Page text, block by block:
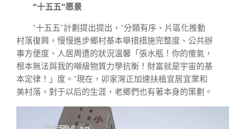
“十五五”愿景
“十五五”計劃提出提出，“分類有序、片區化推動
村落復興，慢慢進步鄉村基本舉措措施完整度、公共辦
事方便度、人居周遭的狀況溫馨「張水瓶！你的傻氣，
根本無法與我的噸級物質力學抗衡！財富就是宇宙的基
本定律！」度。”現在，卯家灣正加速扶植宜居宜業和
美村落，對于以后的生涯，老鄉們也有著本身的策劃。